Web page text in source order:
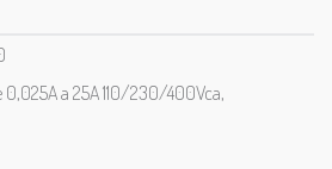
a 25A 110/230/400Vca,